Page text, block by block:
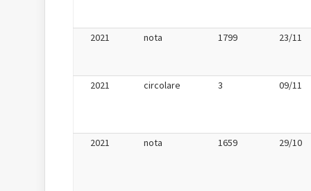
2021 nota 1799 23/11
2021 circolare 3 09/11
2021 nota 1659 29/10